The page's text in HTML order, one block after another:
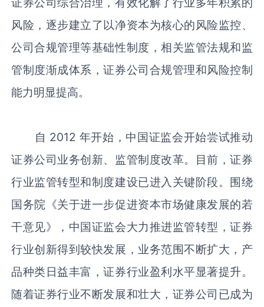
风险，逐步建立了以净资本为核心的风险监控、
公司合规管理等基础性制度，相关监管法规和监
管制度渐成体系，证券公司合规管理和风险控制
能力明显提高。
自 2012 年开始，中国证监会开始尝试推动
证券公司业务创新、监管制度改革。目前，证券
行业监管转型和制度建设已进入关键阶段。围绕
国务院《关于进一步促进资本市场健康发展的若
干意见》，中国证监会大力推进监管转型，证券
行业创新得到较快发展，业务范围不断扩大，产
品种类日益丰富，证券行业盈利水平显著提升。
随着证券行业不断发展和壮大，证券公司已成为